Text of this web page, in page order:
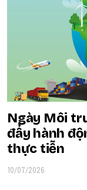
Ngày Môi
đẩy hành
thực tiễn
10/07/2026